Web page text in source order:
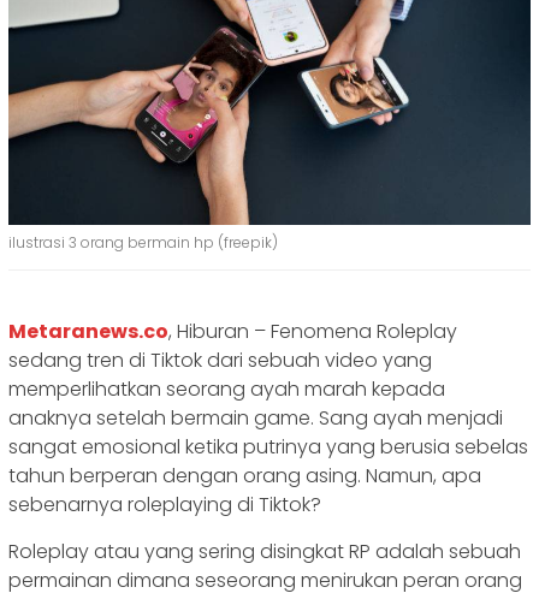
ilustrasi 3 orang bermain hp (freepik)
Metaranews.co, Hiburan – Fenomena Roleplay
sedang tren di Tiktok dari sebuah video yang
memperlihatkan seorang ayah marah kepada
anaknya setelah bermain game. Sang ayah menjadi
sangat emosional ketika putrinya yang berusia sebelas
tahun berperan dengan orang asing. Namun, apa
sebenarnya roleplaying di Tiktok?
Roleplay atau yang sering disingkat RP adalah sebuah
permainan dimana seseorang menirukan peran orang